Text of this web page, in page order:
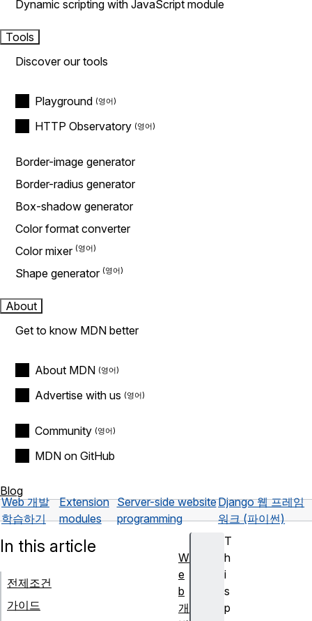
Dynamic scripting with JavaScript module
Tools
Discover our tools
Playground
HTTP Observatory
Border-image generator
Border-radius generator
Box-shadow generator
Color format converter
Color mixer
Shape generator
About
Get to know MDN better
About MDN
Advertise with us
Community
MDN on GitHub
Blog
Web 개발
학습하기
Extension
modules
Server-side website
programming
Django 웹 프레임
워크 (파이썬)
T
h
i
s
p
In this article
전제조건
가이드
W
e
b
개